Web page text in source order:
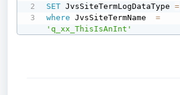
SET JvsSiteTermLogDataType =
where JvsSiteTermName =
'q_xx_ThisIsAnInt'